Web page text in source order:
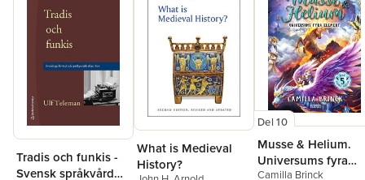
Vad som har tillkommit är dels korrigeringar och förtydliganden,
dels en uppföljning av den språkhistoriska forskningen fram till
och med 2004.
Tradis och funkis -
Svensk språkvård
What is Medieval
History?
Del 10
Musse & Helium.
Universums fyra
element
Camilla Brinck